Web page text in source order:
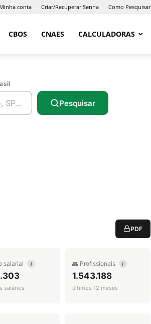
Minha conta Criar/Recuperar Senha Como Pesquisar
CBOS CNAES CALCULADORAS
Pesquisar
PDF
salarial i
salários
👥 Profissionais i
1.543.188
últimos 12 meses